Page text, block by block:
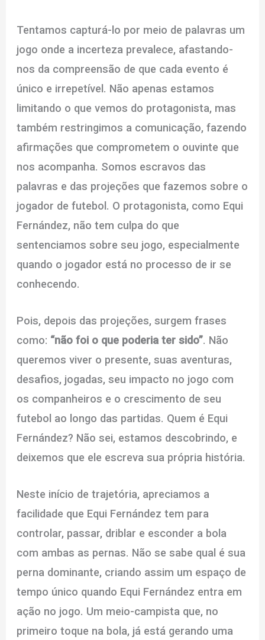
Tentamos capturá-lo por meio de palavras um
jogo onde a incerteza prevalece, afastando-
nos da compreensão de que cada evento é
único e irrepetível. Não apenas estamos
limitando o que vemos do protagonista, mas
também restringimos a comunicação, fazendo
afirmações que comprometem o ouvinte que
nos acompanha. Somos escravos das
palavras e das projeções que fazemos sobre o
jogador de futebol. O protagonista, como Equi
Fernández, não tem culpa do que
sentenciamos sobre seu jogo, especialmente
quando o jogador está no processo de ir se
conhecendo.
Pois, depois das projeções, surgem frases
como: “não foi o que poderia ter sido”. Não
queremos viver o presente, suas aventuras,
desafios, jogadas, seu impacto no jogo com
os companheiros e o crescimento de seu
futebol ao longo das partidas. Quem é Equi
Fernández? Não sei, estamos descobrindo, e
deixemos que ele escreva sua própria história.
Neste início de trajetória, apreciamos a
facilidade que Equi Fernández tem para
controlar, passar, driblar e esconder a bola
com ambas as pernas. Não se sabe qual é sua
perna dominante, criando assim um espaço de
tempo único quando Equi Fernández entra em
ação no jogo. Um meio-campista que, no
primeiro toque na bola, já está gerando uma